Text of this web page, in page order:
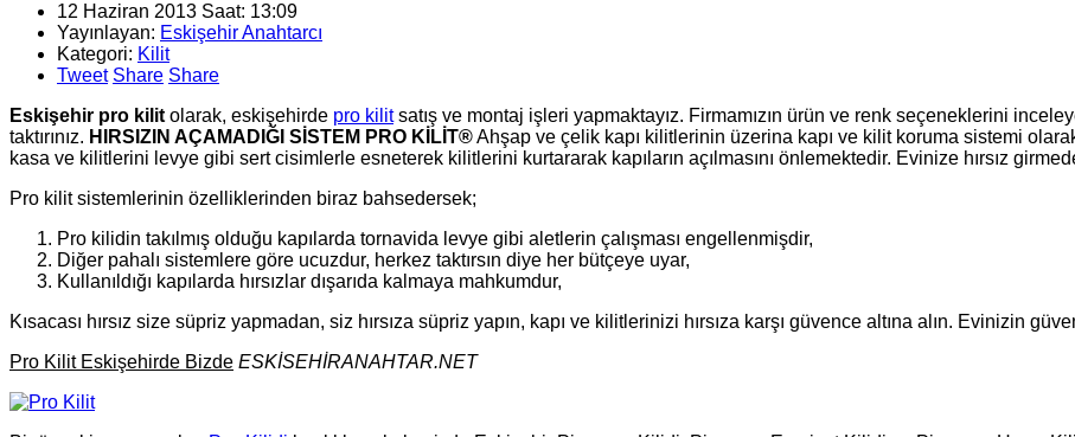
12 Haziran 2013 Saat: 13:09
Yayınlayan: Eskişehir Anahtarcı
Kategori: Kilit
Tweet Share Share
Eskişehir pro kilit olarak, eskişehirde pro kilitsatış ve montaj işleri yapmaktayız. Firmamızın ürün ve renk seçeneklerini
taktırınız. HIRSIZIN AÇAMADIĞI SİSTEM PRO KİLİT®Ahşap ve çelik kapı kilitlerinin üzerina kapı ve kilit koruma sistemi olarak
kasa ve kilitlerini levye gibi sert cisimlerle esneterek kilitlerini kurtararak kapıların açılmasını önlemektedir. Evinize hırsız
Pro kilit sistemlerinin özelliklerinden biraz bahsedersek;
Pro kilidin takılmış olduğu kapılarda tornavida levye gibi aletlerin çalışması engellenmişdir,
Diğer pahalı sistemlere göre ucuzdur, herkez taktırsın diye her bütçeye uyar,
Kullanıldığı kapılarda hırsızlar dışarıda kalmaya mahkumdur,
Kısacası hırsız size süpriz yapmadan, siz hırsıza süpriz yapın, kapı ve kilitlerinizi hırsıza karşı güvence altına alın. Evinizin
Pro Kilit Eskişehirde Bizde ESKİSEHİRANAHTAR.NET